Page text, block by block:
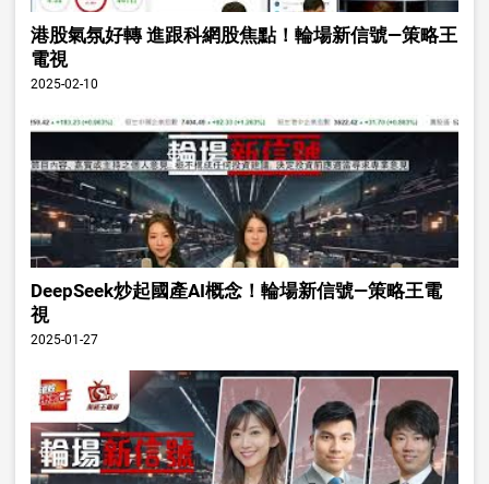
港股氣氛好轉 進跟科網股焦點！輪場新信號—策略王
電視
2025-02-10
DeepSeek炒起國產AI概念！輪場新信號—策略王電
視
2025-01-27